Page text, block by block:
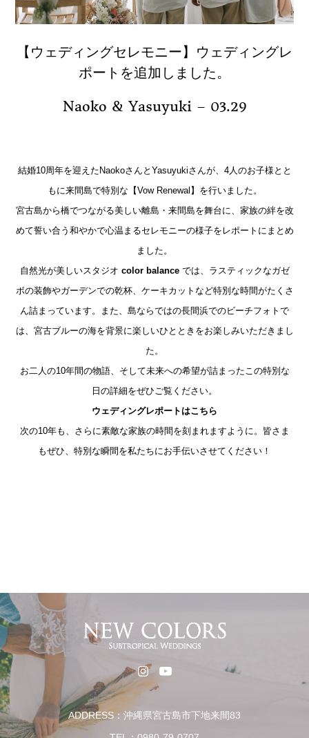
【ウェディングセレモニー】ウェディングレ
ポートを追加しました。
Naoko & Yasuyuki – 03.29
結婚10周年を迎えたNaokoさんとYasuyukiさんが、4人のお子様とと
もに来間島で特別な【Vow Renewal】を行いました。
宮古島から橋でつながる美しい離島・来間島を舞台に、家族の絆を改
めて誓い合う和やかで心温まるセレモニーの様子をレポートにまとめ
ました。
自然光が美しいスタジオ color balanceでは、ラスティックなガゼ
ボの装飾やガーデンでの乾杯、ケーキカットなど特別な時間がたくさ
ん詰まっています。また、島ならではの長間浜でのビーチフォトで
は、宮古ブルーの海を背景に楽しいひとときをお楽しみいただきまし
た。
お二人の10年間の物語、そして未来への希望が詰まったこの特別な
日の詳細をぜひご覧ください。
ウェディングレポートはこちら
次の10年も、さらに素敵な家族の時間を刻まれますように。皆さま
もぜひ、特別な瞬間を私たちにお手伝いさせてください！
ADDRESS：沖縄県宮古島市下地来間83